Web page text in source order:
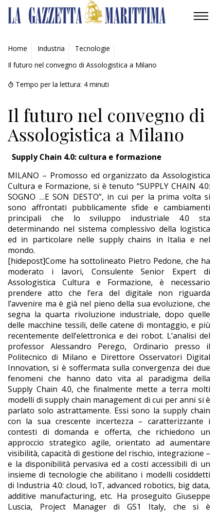
AMBIENTE
MOBILITÀ
INDUSTRIA
RICERCA
ECONOMIA
TURISMO
CULTURA
NAUTICA
EDITORIALI
Home Industria
Tecnologie
Il futuro nel convegno di Assologistica a Milano
Tempo per la lettura: 4 minuti
Il futuro nel convegno di
Assologistica a Milano
Supply Chain 4.0: cultura e formazione
MILANO – Promosso ed organizzato da Assologistica
Cultura e Formazione, si è tenuto “SUPPLY CHAIN 4.0:
SOGNO …E SON DESTO”, in cui per la prima volta si
sono affrontati pubblicamente sfide e cambiamenti
principali che lo sviluppo industriale 4.0 sta
determinando nel sistema complessivo della logistica
ed in particolare nelle supply chains in Italia e nel
mondo.
[hidepost]Come ha sottolineato Pietro Pedone, che ha
moderato i lavori, Consulente Senior Expert di
Assologistica Cultura e Formazione, è necessario
prendere atto che l’era del digitale non riguarda
l’avvenire ma è già nel pieno della sua evoluzione, che
segna la quarta rivoluzione industriale, dopo quelle
delle macchine tessili, delle catene di montaggio, e più
recentemente dell’elettronica e dei robot. L’analisi del
professor Alessandro Perego, Ordinario presso il
Politecnico di Milano e Direttore Osservatori Digital
Innovation, si è soffermata sulla convergenza dei due
fenomeni che hanno dato vita al paradigma della
Supply Chain 4.0, che finalmente mette a terra molti
modelli di supply chain management di cui per anni si è
parlato solo astrattamente. Essi sono la supply chain
con la sua crescente incertezza – caratterizzante i
contesti di domanda e offerta, che richiedono un
approccio strategico agile, orientato ad aumentare
visibilità, capacità di gestione del rischio, integrazione –
e la disponibilità pervasiva ed a costi accessibili di un
insieme di tecnologie che abilitano i modelli cosiddetti
di Industria 4.0: cloud, IoT, advanced robotics, big data,
additive manufacturing, etc. Ha proseguito Giuseppe
Luscia, Project Manager di GS1 Italy, che si è